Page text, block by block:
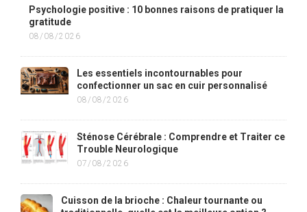
Psychologie positive : 10 bonnes raisons de pratiquer la
gratitude
08/08/2026
Les essentiels incontournables pour
confectionner un sac en cuir personnalisé
08/08/2026
Sténose Cérébrale : Comprendre et Traiter ce
Trouble Neurologique
07/08/2026
Cuisson de la brioche : Chaleur tournante ou